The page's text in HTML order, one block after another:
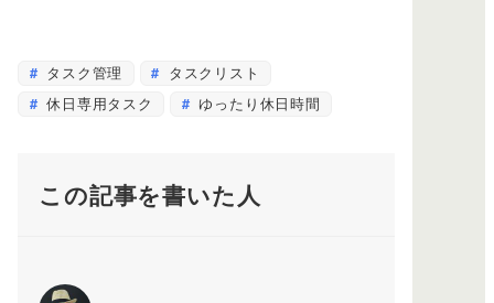
タスク管理
タスクリスト
休日専用タスク
ゆったり休日時間
この記事を書いた人